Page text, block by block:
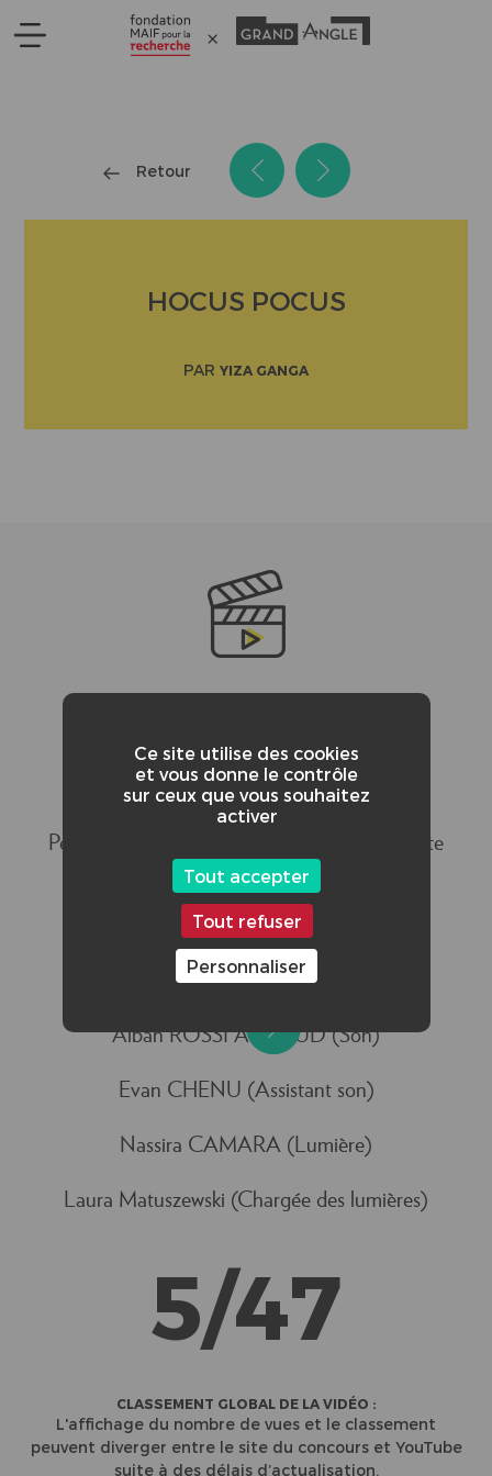
Retour
HOCUS POCUS
PAR YIZA GANGA
Balthazar Fatou (Cadreur)
Petra-Veya FERREOL-RAGOTIN (Assistante
Réalisatrice)
Yiza GANGA (Réalisateur)
Ilaria LEONE ZIMMEL (Scripte)
Alban ROSSI ARNAUD (Son)
Evan CHENU (Assistant son)
Nassira CAMARA (Lumière)
Laura Matuszewski (Chargée des lumières)
5/47
CLASSEMENT GLOBAL DE LA VIDÉO :
L'affichage du nombre de vues et le classement
peuvent diverger entre le site du concours et YouTube
suite à des délais d’actualisation.
Ce site utilise des cookies
et vous donne le contrôle
sur ceux que vous souhaitez
activer
Tout accepter
Tout refuser
Personnaliser